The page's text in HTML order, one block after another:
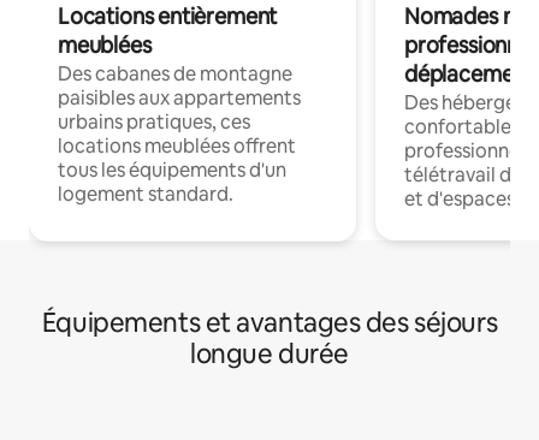
Locations entièrement
meublées
Des cabanes de montagne
paisibles aux appartements
urbains pratiques, ces
locations meublées offrent
tous les équipements d'un
logement standard.
Nomades
déplacement
Des
confortables
professionnels
télétravail
et d'espaces
Équipements et avantages des séjours
longue durée